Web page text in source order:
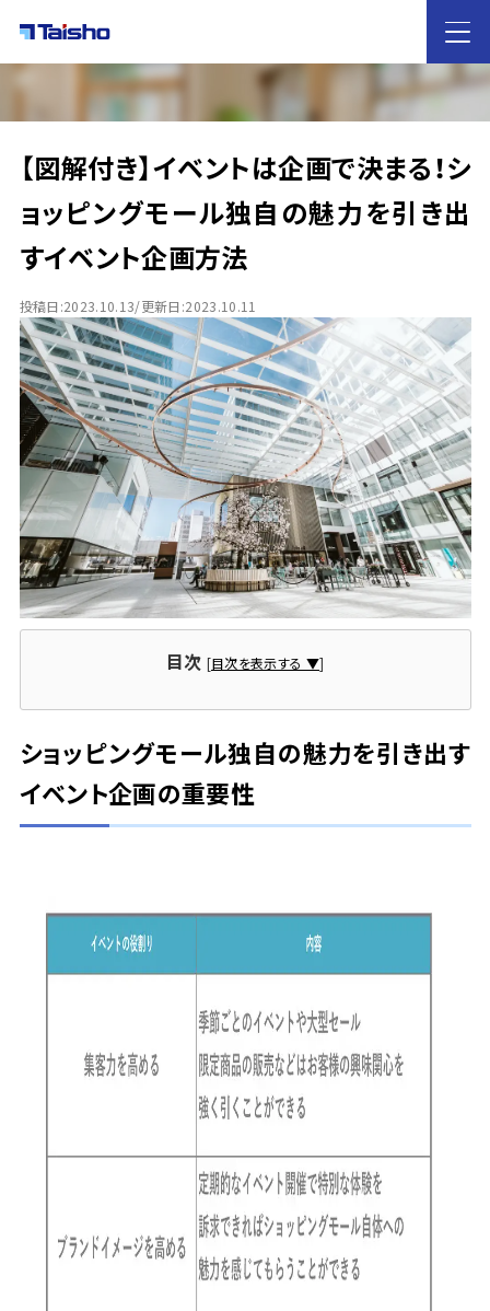
HOME
大昌工芸の特徴
サービス案内
業態別のご提案
カフェ・飲食店
ホテル
歯科医院
雑貨屋
イベントブース
物販
アパレル
施工実績
ノウハウ
会社情報
事業所一覧
お問い合わせ
資料ダウンロード
大昌工芸株式会社
〒733-8531 広島市西区小河内町2-15-2
TEL：082-291-6211 FAX：082-291-6216
【図解付き】イベントは企画で決まる！シ
ョッピングモール独自の魅力を引き出
すイベント企画方法
投稿日:2023.10.13/更新日:2023.10.11
目次 [目次を表示する ▼]
ショッピングモール独自の魅力を引き出す
イベント企画の重要性